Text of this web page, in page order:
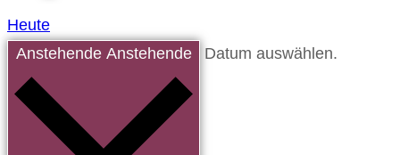
Heute
Anstehende Anstehende Datum auswählen.